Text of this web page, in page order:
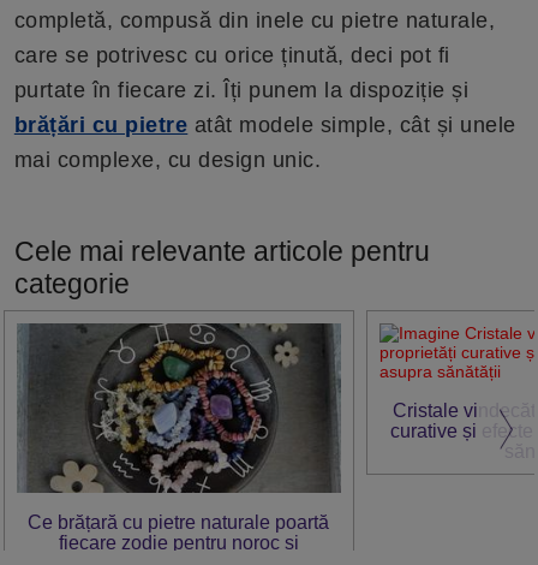
completă, compusă din inele cu pietre naturale,
care se potrivesc cu orice ținută, deci pot fi
purtate în fiecare zi. Îți punem la dispoziție și
brățări cu pietre atât modele simple, cât și unele
mai complexe, cu design unic.
Cele mai relevante articole pentru
categorie
Ce brățară cu pietre naturale poartă
fiecare zodie pentru noroc și
Cristale
curative și